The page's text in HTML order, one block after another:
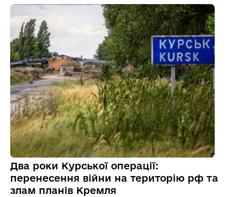
Два роки Курської операції:
перенесення війни на територію рф та
злам планів Кремля